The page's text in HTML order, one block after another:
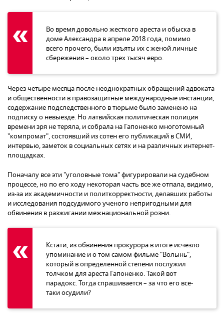
Во время довольно жесткого ареста и обыска в
доме Александра в апреле 2018 года, помимо
всего прочего, были изъяты их с женой личные
сбережения – около трех тысяч евро.
Через четыре месяца после неоднократных обращений адвоката
и общественности в правозащитные международные инстанции,
содержание подследственного в тюрьме было заменено на
подписку о невыезде. Но латвийская политическая полиция
времени зря не теряла, и собрала на Гапоненко многотомный
"компромат", состоявший из сотен его публикаций в СМИ,
интервью, заметок в социальных сетях и на различных интернет-
площадках.
Поначалу все эти "уголовные тома" фигурировали на судебном
процессе, но по его ходу некоторая часть все же отпала, видимо,
из-за их академичности и политкорректности, делавших работы
и исследования подсудимого ученого непригодными для
обвинения в разжигании межнациональной розни.
Кстати, из обвинения прокурора в итоге исчезло
упоминание и о том самом фильме "Волынь",
который в определенной степени послужил
толчком для ареста Гапоненко. Такой вот
парадокс. Тогда спрашивается – за что его все-
таки осудили?